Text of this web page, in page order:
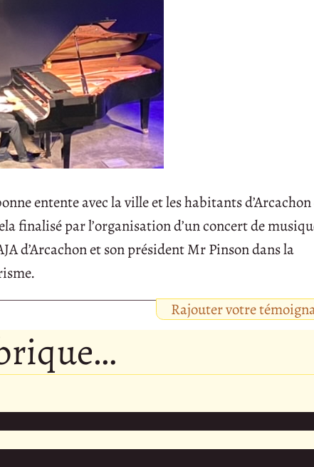
entente avec la ville et les habitants
finalisé par l’organisation d’un concert de
d’Arcachon et son président Mr Pinson dans la
Rajouter votre